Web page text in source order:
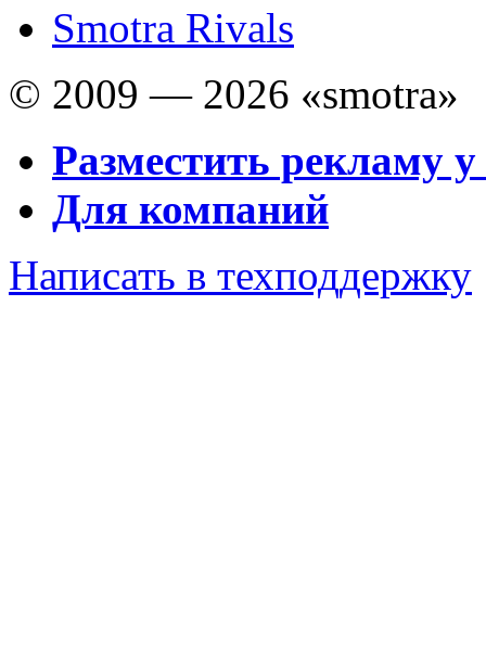
Smotra Rivals
© 2009 — 2026 «smotra»
Разместить рекламу у
Для компаний
Написать в техподдержку